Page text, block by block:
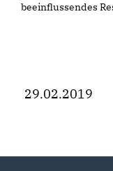
beeinflussendes
29.02.2019